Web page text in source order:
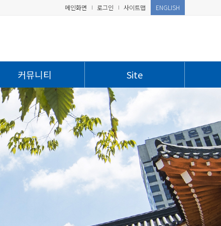
메인화면 로그인 사이트맵 ENGLISH
커뮤니티 Site